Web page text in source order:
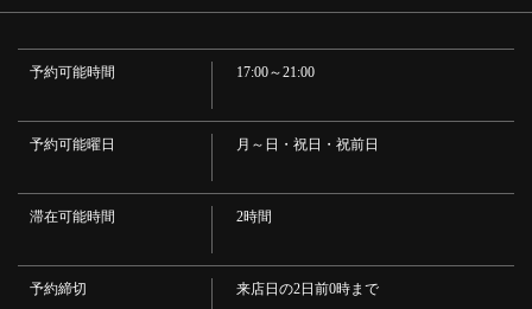
・【日本酒】
・プレーン/コーラ割/ジンジャーエール割/シークァーサー/クエン酸
・ 【芋】本日の芋焼酎／【麦】本日の麦焼酎
・【ソフトドリンク】
・≪飲み放題スペシャルコース≫※
・【ボルサオ スペイン産】白／赤
予約可能時間 17:00～21:00
予約可能曜日 月～日・祝日・祝前日
滞在可能時間 2時間
予約締切 来店日の2日前0時まで
お店情報をコピー
閉じる